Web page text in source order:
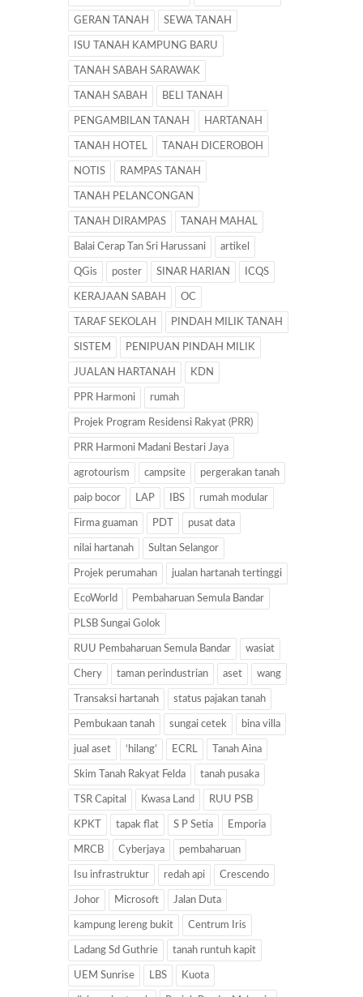
GERAN TANAH SEWA TANAH
ISU TANAH KAMPUNG BARU
TANAH SABAH SARAWAK
TANAH SABAH BELI TANAH
PENGAMBILAN TANAH HARTANAH
TANAH HOTEL TANAH DICEROBOH
NOTIS RAMPAS TANAH
TANAH PELANCONGAN
TANAH DIRAMPAS TANAH MAHAL
Balai Cerap Tan Sri Harussani artikel
QGis poster SINAR HARIAN ICQS
KERAJAAN SABAH OC
TARAF SEKOLAH PINDAH MILIK TANAH
SISTEM PENIPUAN PINDAH MILIK
JUALAN HARTANAH KDN
PPR Harmoni rumah
Projek Program Residensi Rakyat (PRR)
PRR Harmoni Madani Bestari Jaya
agrotourism campsite pergerakan tanah
paip bocor LAP IBS rumah modular
Firma guaman PDT pusat data
nilai hartanah Sultan Selangor
Projek perumahan jualan hartanah tertinggi
EcoWorld Pembaharuan Semula Bandar
PLSB Sungai Golok
RUU Pembaharuan Semula Bandar wasiat
Chery taman perindustrian aset wang
Transaksi hartanah status pajakan tanah
Pembukaan tanah sungai cetek bina villa
jual aset ‘hilang’ ECRL Tanah Aina
Skim Tanah Rakyat Felda tanah pusaka
TSR Capital Kwasa Land RUU PSB
KPKT tapak flat S P Setia Emporia
MRCB Cyberjaya pembaharuan
Isu infrastruktur redah api Crescendo
Johor Microsoft Jalan Duta
kampung lereng bukit Centrum Iris
Ladang Sd Guthrie tanah runtuh kapit
UEM Sunrise LBS Kuota